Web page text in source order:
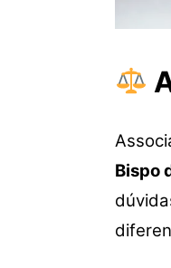
Bispo